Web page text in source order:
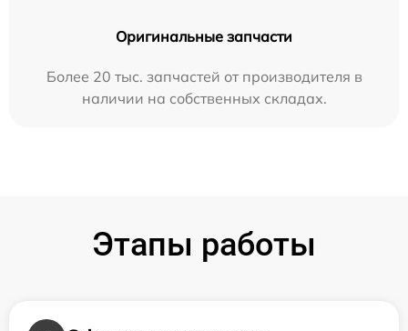
Оригинальные запчасти
Более 20 тыс. запчастей от производителя в
наличии на собственных складах.
Этапы работы